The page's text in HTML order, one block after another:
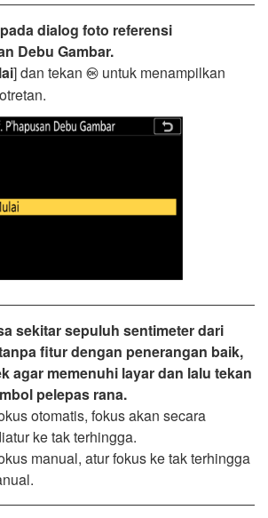
dialog foto referensi
Debu Gambar.
] dan tekan J untuk menampilkan
sekitar sepuluh sentimeter dari
fitur dengan penerangan baik,
agar memenuhi layar dan lalu tekan
pelepas rana.
otomatis, fokus akan secara
ke tak terhingga.
manual, atur fokus ke tak terhingga